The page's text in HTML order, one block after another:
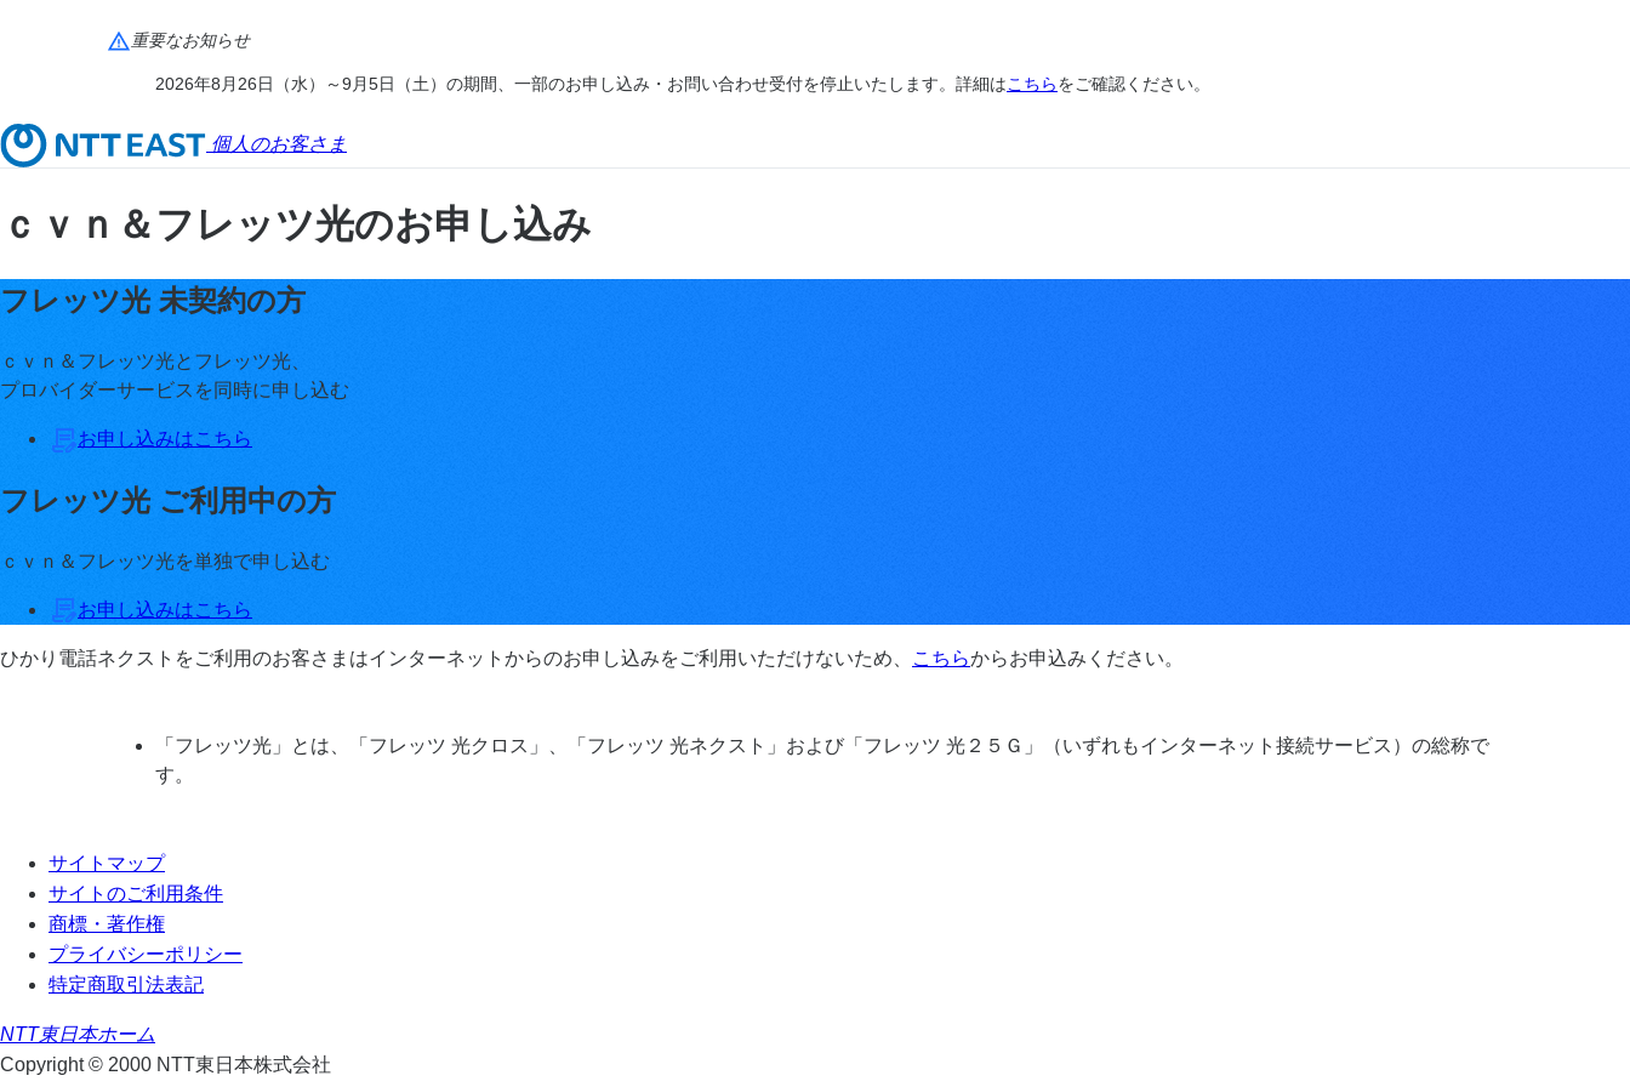
重要なお知らせ
2026年8月26日（水）～9月5日（土）の期間、一部のお申し込み・お問い合わせ受付を停止いたします。詳細はこちらをご確認ください。
個人のお客さま
ｃｖｎ＆フレッツ光のお申し込み
フレッツ光 未契約の方
ｃｖｎ＆フレッツ光とフレッツ光、
プロバイダーサービスを同時に申し込む
お申し込みはこちら
フレッツ光 ご利用中の方
ｃｖｎ＆フレッツ光を単独で申し込む
お申し込みはこちら
ひかり電話ネクストをご利用のお客さまはインターネットからのお申し込みをご利用いただけないため、 こちらからお申込みください。
「フレッツ光」とは、「フレッツ 光クロス」、「フレッツ 光ネクスト」および「フレッツ 光２５Ｇ」（いずれもインターネット接続サービス）の総称で
す。
サイトマップ
サイトのご利用条件
商標・著作権
プライバシーポリシー
特定商取引法表記
NTT東日本ホーム
Copyright © 2000 NTT東日本株式会社